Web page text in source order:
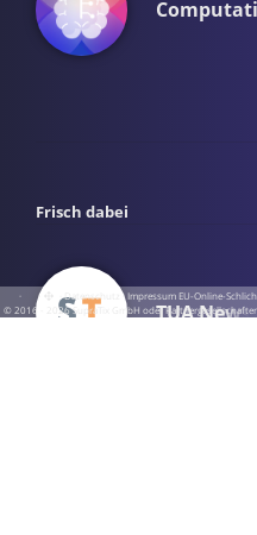
Frisch dabei
TUA News
· · ·Datenschutz ·Impressum EU-Online-
© 2016 - 2026 SupraTix GmbH oder